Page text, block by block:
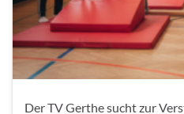
Der TV Gerthe sucht zur